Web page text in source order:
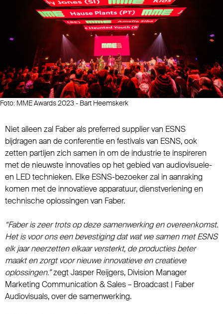
Foto: MME Awards 2023 - Bart Heemskerk
Niet alleen zal Faber als preferred supplier van ESNS
bijdragen aan de conferentie en festivals van ESNS, ook
zetten partijen zich samen in om de industrie te inspireren
met de nieuwste innovaties op het gebied van audiovisuele-
en LED technieken. Elke ESNS-bezoeker zal in aanraking
komen met de innovatieve apparatuur, dienstverlening en
technische oplossingen van Faber.
“Faber is zeer trots op deze samenwerking en overeenkomst.
Het is voor ons een bevestiging dat wat we samen met ESNS
elk jaar neerzetten elkaar versterkt, de producties beter
maakt en zorgt voor nieuwe innovatieve en creatieve
oplossingen.”zegt Jasper Reijgers, Division Manager
Marketing Communication & Sales – Broadcast | Faber
Audiovisuals, over de samenwerking.